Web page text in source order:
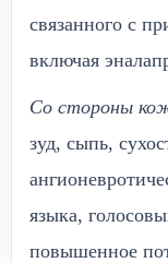
связанного с
включая
Со стороны
зуд, сыпь,
языка,
повышенное